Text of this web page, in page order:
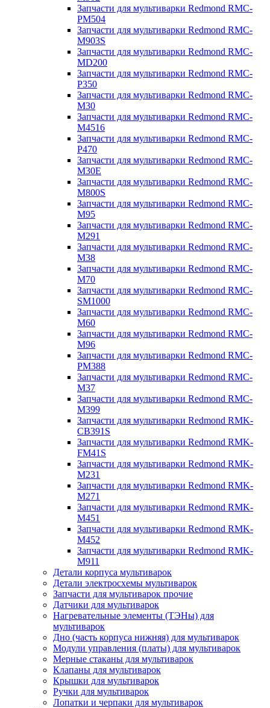
Запчасти для мультиварки Redmond RMC-
PM504
Запчасти для мультиварки Redmond RMC-
M903S
Запчасти для мультиварки Redmond RMC-
MD200
Запчасти для мультиварки Redmond RMC-
P350
Запчасти для мультиварки Redmond RMC-
M30
Запчасти для мультиварки Redmond RMC-
M4516
Запчасти для мультиварки Redmond RMC-
P470
Запчасти для мультиварки Redmond RMC-
M30E
Запчасти для мультиварки Redmond RMC-
M800S
Запчасти для мультиварки Redmond RMC-
M95
Запчасти для мультиварки Redmond RMC-
M291
Запчасти для мультиварки Redmond RMC-
M38
Запчасти для мультиварки Redmond RMC-
M70
Запчасти для мультиварки Redmond RMC-
SM1000
Запчасти для мультиварки Redmond RMC-
M60
Запчасти для мультиварки Redmond RMC-
M96
Запчасти для мультиварки Redmond RMC-
PM388
Запчасти для мультиварки Redmond RMC-
M37
Запчасти для мультиварки Redmond RMC-
M399
Запчасти для мультиварки Redmond RMK-
CB391S
Запчасти для мультиварки Redmond RMK-
FM41S
Запчасти для мультиварки Redmond RMK-
M231
Запчасти для мультиварки Redmond RMK-
M271
Запчасти для мультиварки Redmond RMK-
M451
Запчасти для мультиварки Redmond RMK-
M452
Запчасти для мультиварки Redmond RMK-
M911
Детали корпуса мультиварок
Детали электросхемы мультиварок
Запчасти для мультиварок прочие
Датчики для мультиварок
Нагревательные элементы (ТЭНы) для
мультиварок
Дно (часть корпуса нижняя) для мультиварок
Модули управления (платы) для мультиварок
Мерные стаканы для мультиварок
Клапаны для мультиварок
Крышки для мультиварок
Ручки для мультиварок
Лопатки и черпаки для мультиварок